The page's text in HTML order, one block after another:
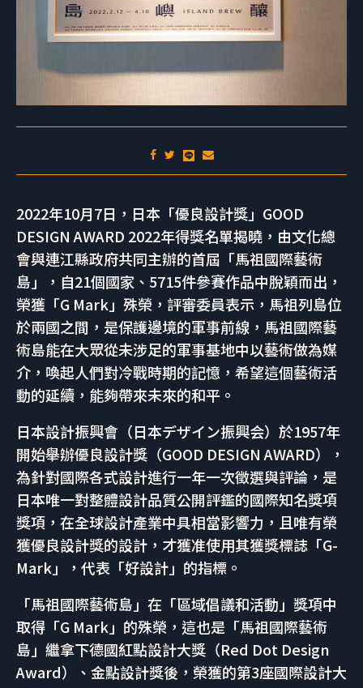
2022年10月7日，日本「優良設計獎」GOOD
DESIGN AWARD 2022年得獎名單揭曉，由文化總
會與連江縣政府共同主辦的首屆「馬祖國際藝術
島」，自21個國家、5715件參賽作品中脫穎而出，
榮獲「G Mark」殊榮，評審委員表示，馬祖列島位
於兩國之間，是保護邊境的軍事前線，馬祖國際藝
術島能在大眾從未涉足的軍事基地中以藝術做為媒
介，喚起人們對冷戰時期的記憶，希望這個藝術活
動的延續，能夠帶來未來的和平。
日本設計振興會（日本デザイン振興会）於1957年
開始舉辦優良設計獎（GOOD DESIGN AWARD），
為針對國際各式設計進行一年一次徵選與評論，是
日本唯一對整體設計品質公開評鑑的國際知名獎項
獎項，在全球設計產業中具相當影響力，且唯有榮
獲優良設計獎的設計，才獲准使用其獲獎標誌「G-
Mark」，代表「好設計」的指標。
「馬祖國際藝術島」在「區域倡議和活動」獎項中
取得「G Mark」的殊榮，這也是「馬祖國際藝術
島」繼拿下德國紅點設計大獎（Red Dot Design
Award）、金點設計獎後，榮獲的第3座國際設計大